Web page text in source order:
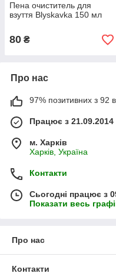
Пена очиститель для
взуття Blyskavka 150 мл
80 ₴
Про нас
97% позитивних з 92
Працює з 21.09.2014
м. Харків
Харків, Україна
Контакти
Сьогодні працює з
Показати весь
Про нас
Контакти